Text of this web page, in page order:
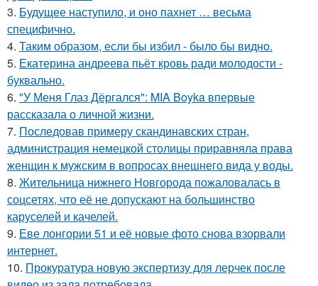
3. Будущее наступило, и оно пахнет … весьма
специфично.
4. Таким образом, если бы избил - было бы видно.
5. Екатерина андреева пьёт кровь ради молодости -
буквально.
6. "У Меня Глаз Дёргался": MIA Boyka впервые
рассказала о личной жизни.
7. Последовав примеру скандинавских стран,
администрация немецкой столицы приравняла права
женщин к мужским в вопросах внешнего вида у воды.
8. Жительница нижнего Новгорода пожаловалась в
соцсетях, что её не допускают на большинство
каруселей и качелей.
9. Еве лонгории 51 и её новые фото снова взорвали
интернет.
10. Прокуратура новую экспертизу для лерчек после